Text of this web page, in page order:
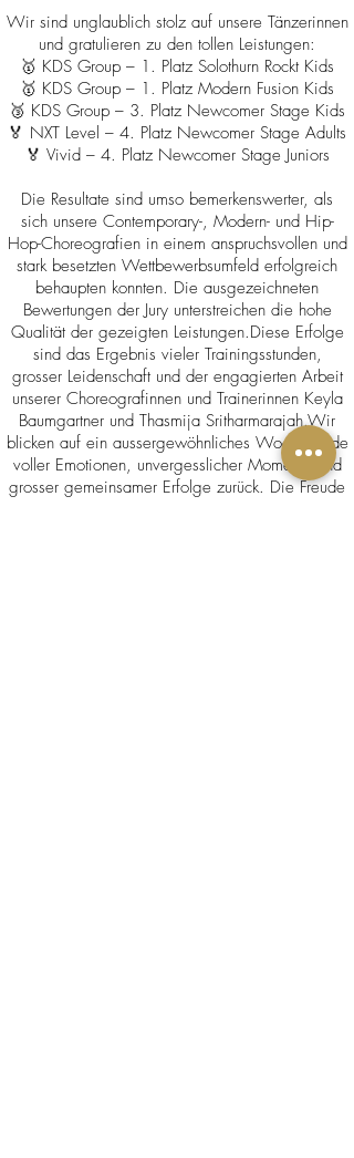
Wir sind unglaublich stolz auf unsere Tänzerinnen
und gratulieren zu den tollen Leistungen:
🥇 KDS Group – 1. Platz Solothurn Rockt Kids
🥇 KDS Group – 1. Platz Modern Fusion Kids
🥉 KDS Group – 3. Platz Newcomer Stage Kids
🏅 NXT Level – 4. Platz Newcomer Stage Adults
🏅 Vivid – 4. Platz Newcomer Stage Juniors
Die Resultate sind umso bemerkenswerter, als
sich unsere Contemporary-, Modern- und Hip-
Hop-Choreografien in einem anspruchsvollen und
stark besetzten Wettbewerbsumfeld erfolgreich
behaupten konnten. Die ausgezeichneten
Bewertungen der Jury unterstreichen die hohe
Qualität der gezeigten Leistungen.Diese Erfolge
sind das Ergebnis vieler Trainingsstunden,
grosser Leidenschaft und der engagierten Arbeit
unserer Choreografinnen und Trainerinnen Keyla
Baumgartner und Thasmija Sritharmarajah.Wir
blicken auf ein aussergewöhnliches Wochenende
voller Emotionen, unvergesslicher Momente und
grosser gemeinsamer Erfolge zurück. Die Freude